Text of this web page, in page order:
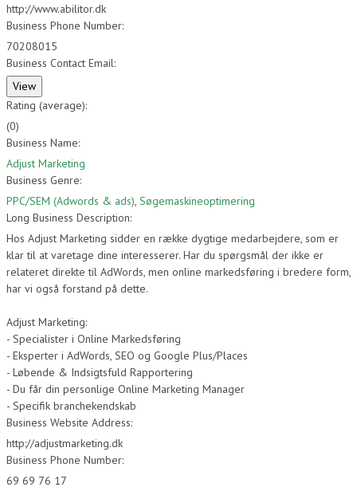
http://www.abilitor.dk
Business Phone Number:
70208015
Business Contact Email:
Rating (average):
(0)
Business Name:
Adjust Marketing
Business Genre:
PPC/SEM (Adwords & ads), Søgemaskineoptimering
Long Business Description:
Hos Adjust Marketing sidder en række dygtige medarbejdere, som er
klar til at varetage dine interesserer. Har du spørgsmål der ikke er
relateret direkte til AdWords, men online markedsføring i bredere form,
har vi også forstand på dette.
Adjust Marketing:
- Specialister i Online Markedsføring
- Eksperter i AdWords, SEO og Google Plus/Places
- Løbende & Indsigtsfuld Rapportering
- Du får din personlige Online Marketing Manager
- Specifik branchekendskab
Business Website Address:
http://adjustmarketing.dk
Business Phone Number:
69 69 76 17